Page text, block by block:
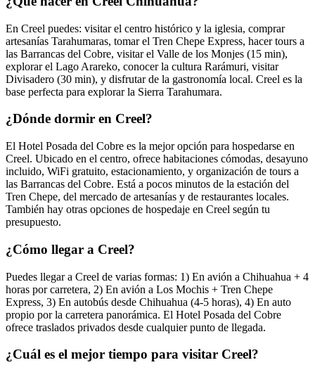
En Creel puedes: visitar el centro histórico y la iglesia, comprar
artesanías Tarahumaras, tomar el Tren Chepe Express, hacer tours a
las Barrancas del Cobre, visitar el Valle de los Monjes (15 min),
explorar el Lago Arareko, conocer la cultura Rarámuri, visitar
Divisadero (30 min), y disfrutar de la gastronomía local. Creel es la
base perfecta para explorar la Sierra Tarahumara.
¿Dónde dormir en Creel?
El Hotel Posada del Cobre es la mejor opción para hospedarse en
Creel. Ubicado en el centro, ofrece habitaciones cómodas, desayuno
incluido, WiFi gratuito, estacionamiento, y organización de tours a
las Barrancas del Cobre. Está a pocos minutos de la estación del
Tren Chepe, del mercado de artesanías y de restaurantes locales.
También hay otras opciones de hospedaje en Creel según tu
presupuesto.
¿Cómo llegar a Creel?
Puedes llegar a Creel de varias formas: 1) En avión a Chihuahua + 4
horas por carretera, 2) En avión a Los Mochis + Tren Chepe
Express, 3) En autobús desde Chihuahua (4-5 horas), 4) En auto
propio por la carretera panorámica. El Hotel Posada del Cobre
ofrece traslados privados desde cualquier punto de llegada.
¿Cuál es el mejor tiempo para visitar Creel?